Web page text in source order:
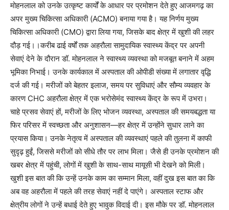
मोहनलाल को उनके उत्कृष्ट कार्यों के आधार पर प्रमोशन देते हुए आजमगढ़ का
अपर मुख्य चिकित्सा अधिकारी (ACMO) बनाया गया है। यह निर्णय मुख्य
चिकित्सा अधिकारी (CMO) द्वारा लिया गया, जिसके बाद क्षेत्र में खुशी की लहर
दौड़ गई।।करीब ढाई वर्षों तक अहरौला सामुदायिक स्वास्थ्य केंद्र पर अपनी
सेवाएं देने के दौरान डॉ. मोहनलाल ने स्वास्थ्य व्यवस्था को मजबूत बनाने में अहम
भूमिका निभाई। उनके कार्यकाल में अस्पताल की ओपीडी संख्या में लगातार वृद्धि
दर्ज की गई। मरीजों को बेहतर इलाज, समय पर सुविधाएं और सौम्य व्यवहार के
कारण CHC अहरौला क्षेत्र में एक भरोसेमंद स्वास्थ्य केंद्र के रूप में उभरा।
चाहे प्रसव सेवाएं हों, मरीजों के लिए भोजन व्यवस्था, अस्पताल की समयबद्धता या
फिर परिसर में स्वच्छता और अनुशासन—हर क्षेत्र में उन्होंने सुधार लाने का
प्रयास किया। उनके नेतृत्व में अस्पताल की व्यवस्थाएं पहले की तुलना में काफी
सुदृढ़ हुईं, जिससे मरीजों को सीधे तौर पर लाभ मिला। जैसे ही उनके प्रमोशन की
खबर क्षेत्र में पहुंची, लोगों में खुशी के साथ-साथ मायूसी भी देखने को मिली।
खुशी इस बात की कि उन्हें उनके काम का सम्मान मिला, वहीं दुख इस बात का कि
अब वह अहरौला में पहले की तरह सेवाएं नहीं दे पाएंगे। अस्पताल स्टाफ और
क्षेत्रीय लोगों ने उन्हें बधाई देते हुए भावुक विदाई दी। इस मौके पर डॉ. मोहनलाल